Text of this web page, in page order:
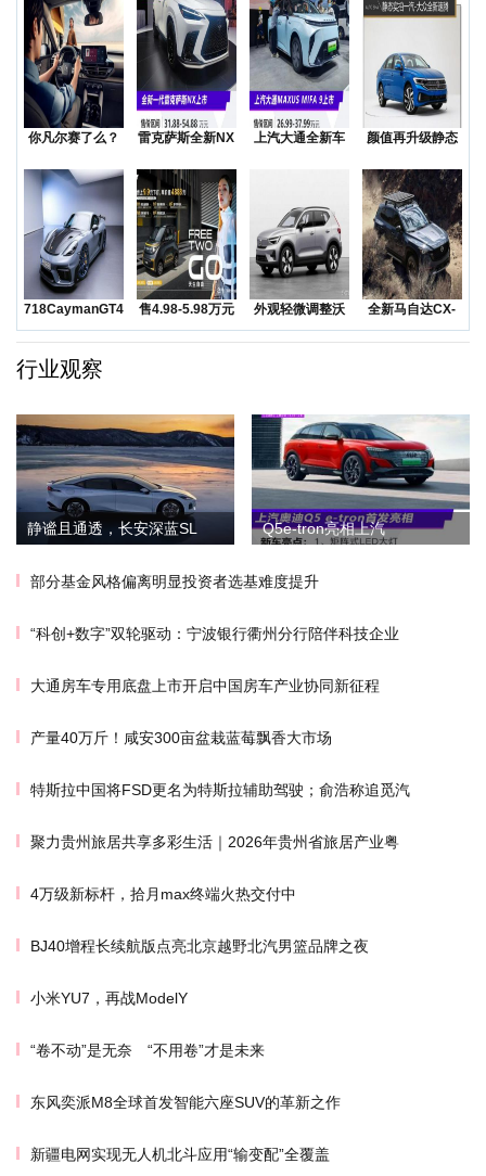
你凡尔赛了么？
降价
雷克萨斯全新NX
上汽大通全新车
颜值再升级静态
新
718CaymanGT4RS
领衔
售4.98-5.98万元
五菱Na
外观轻微调整沃
尔沃发布海外版
全新马自达CX-
50越野SUV正
行业观察
静谧且通透，长安深蓝SL Q5e-tron亮相上汽
部分基金风格偏离明显投资者选基难度提升
“科创+数字”双轮驱动：宁波银行衢州分行陪伴科技企业
大通房车专用底盘上市开启中国房车产业协同新征程
产量40万斤！咸安300亩盆栽蓝莓飘香大市场
特斯拉中国将FSD更名为特斯拉辅助驾驶；俞浩称追觅汽
聚力贵州旅居共享多彩生活｜2026年贵州省旅居产业粤
4万级新标杆，拾月max终端火热交付中
BJ40增程长续航版点亮北京越野北汽男篮品牌之夜
小米YU7，再战ModelY
“卷不动”是无奈 “不用卷”才是未来
东风奕派M8全球首发智能六座SUV的革新之作
新疆电网实现无人机北斗应用“输变配”全覆盖